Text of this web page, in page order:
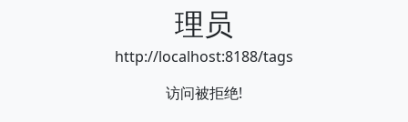
理员
http://localhost:8188/tags
访问被拒绝!